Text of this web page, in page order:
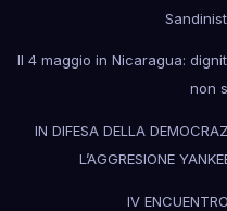
Il 4 maggio in Nicaragua:
non
IN DIFESA DELLA
L’AGGRESIONE
IV